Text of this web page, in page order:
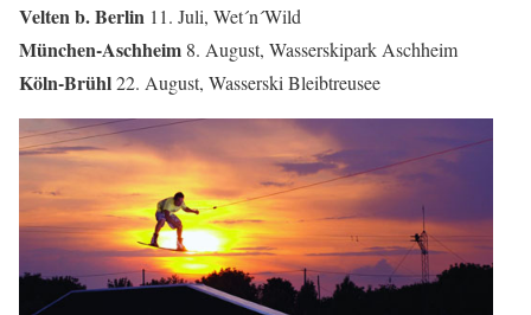
Velten b. Berlin 11. Juli, Wet´n´Wild
München-Aschheim 8. August, Wasserskipark Aschheim
Köln-Brühl22. August, Wasserski Bleibtreusee